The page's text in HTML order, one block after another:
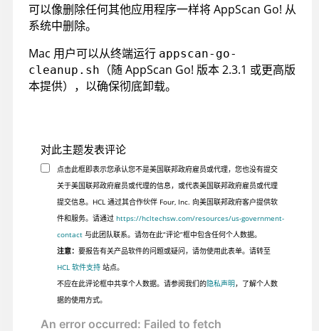
可以像删除任何其他应用程序一样将AppScan Go! 从
系统中删除。
Mac 用户可以从终端运行 appscan-go-
cleanup.sh
（随AppScan Go! 版本 2.3.1 或更高版
本提供），以确保彻底卸载。
对此主题发表评论
点击此框即表示您承认您不是美国联邦政府雇员或代理，您也没有提交
关于美国联邦政府雇员或代理的信息，或代表美国联邦政府雇员或代理
提交信息。HCL 通过其合作伙伴 Four, Inc. 向美国联邦政府客户提供软
件和服务。请通过 https://hcltechsw.com/resources/us-government-
contact与此团队联系。请勿在此“评论”框中包含任何个人数据。
注意： 要报告有关产品软件的问题或疑问，请勿使用此表单。请转至
HCL 软件支持站点。
不应在此评论框中共享个人数据。请参阅我们的隐私声明，了解个人数
据的使用方式。